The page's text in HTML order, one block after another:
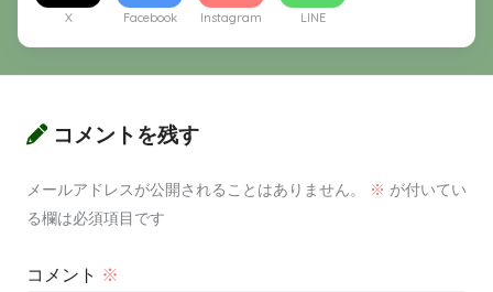
X Facebook Instagram LINE
コメントを残す
メールアドレスが公開されることはありません。 ※ が付いてい
る欄は必須項目です
コメント ※